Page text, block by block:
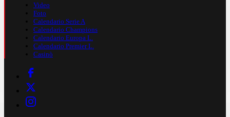
Video
Foto
Calendario Serie A
Calendario Champions
Calendario Europa L.
Calendario Premier L.
Casinò